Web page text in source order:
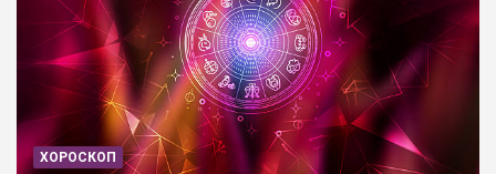
ХОРОСКОП